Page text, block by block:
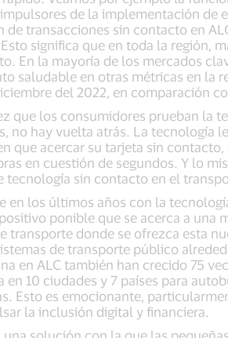
de la implementación de
transacciones sin contacto en
significa que en toda la región,
En la mayoría de los mercados
saludable en otras métricas en la
del 2022, en comparación
que los consumidores prueban la
no hay vuelta atrás. La tecnología
que acercar su tarjeta sin
en cuestión de segundos. Y lo
tecnología sin contacto en el
en los últimos años con la
ponible que se acerca a una
donde se ofrezca esta
de transporte público
en ALC también han crecido 75
10 ciudades y 7 países para
Esto es emocionante,
la inclusión digital y financiera.